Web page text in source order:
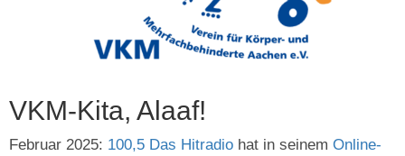
VKM-Kita, Alaaf!
Februar 2025: 100,5 Das Hitradio hat in seinem Online-